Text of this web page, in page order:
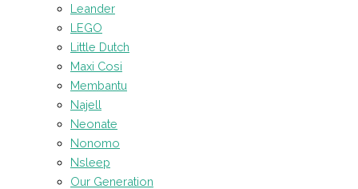
Leander
LEGO
Little Dutch
Maxi Cosi
Membantu
Najell
Neonate
Nonomo
Nsleep
Our Generation